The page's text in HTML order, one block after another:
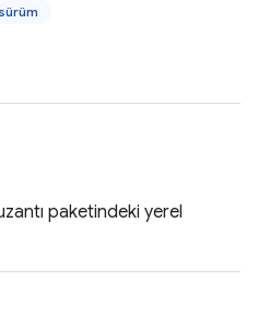
paketindeki yerel